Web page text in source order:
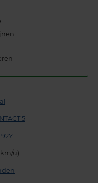
5
92Y
km/u)